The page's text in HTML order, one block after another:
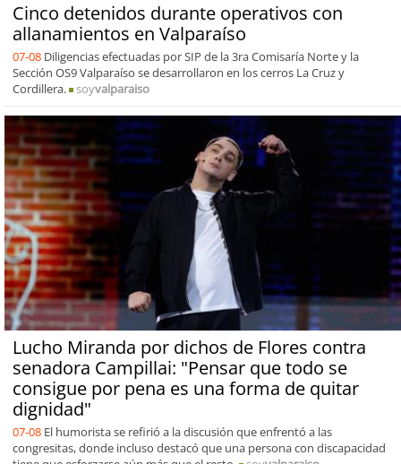
Cinco detenidos durante operativos con
allanamientos en Valparaíso
07-08 Diligencias efectuadas por SIP de la 3ra Comisaría Norte y la
Sección OS9 Valparaíso se desarrollaron en los cerros La Cruz y
Cordillera.
soyvalparaiso
Lucho Miranda por dichos de Flores contra
senadora Campillai: "Pensar que todo se
consigue por pena es una forma de quitar
dignidad"
07-08 El humorista se refirió a la discusión que enfrentó a las
congresitas, donde incluso destacó que una persona con discapacidad